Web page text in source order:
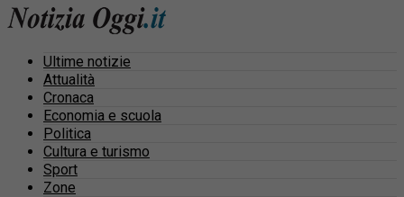
Ultime notizie
Attualità
Cronaca
Economia e scuola
Politica
Cultura e turismo
Sport
Zone